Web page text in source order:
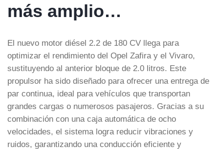
más amplio…
El nuevo motor diésel 2.2 de 180 CV llega para
optimizar el rendimiento del Opel Zafira y el Vivaro,
sustituyendo al anterior bloque de 2.0 litros. Este
propulsor ha sido diseñado para ofrecer una entrega de
par continua, ideal para vehículos que transportan
grandes cargas o numerosos pasajeros. Gracias a su
combinación con una caja automática de ocho
velocidades, el sistema logra reducir vibraciones y
ruidos, garantizando una conducción eficiente y